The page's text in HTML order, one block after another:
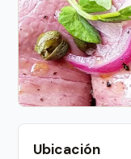
Ubicación